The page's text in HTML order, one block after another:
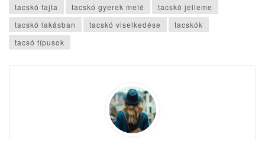
tacskó fajta
tacskó gyerek melé
tacskó jelleme
tacskó lakásban
tacskó viselkedése
tacskók
tacsó típusok